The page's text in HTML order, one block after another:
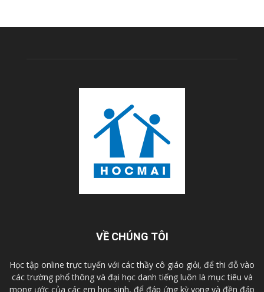
VỀ CHÚNG TÔI
Học tập online trực tuyến với các thầy cô giáo giỏi, để thi đỗ vào
các trường phổ thông và đại học danh tiếng luôn là mục tiêu và
mong ước của các em học sinh, để đáp ứng kỳ vọng và đền đáp